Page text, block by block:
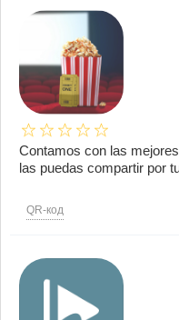
Contamos con las
las puedas compartir por
QR-код